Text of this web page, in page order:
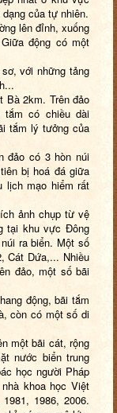
của tự nhiên.
lên đỉnh, xuống
động có một
với những tảng
2km. Trên đảo
có chiều dài
tắm lý tưởng của
đảo có 3 hòn núi
bị hoá đá giữa
lịch mạo hiểm rất
ảnh chụp từ vệ
tại khu vực Đông
ra biển. Một số
Cát Dứa,... Nhiều
đảo, một số bãi
động, bãi tắm
còn có một số di
một bãi cát, rộng
nước biển trung
học người Pháp
khoa học Việt
1986, 2006.